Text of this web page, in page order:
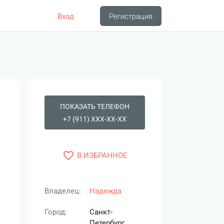
Вход Регистрация
ПОКАЗАТЬ ТЕЛЕФОН
+7 (911) XXX-XX-XX
favorite_border В ИЗБРАННОЕ
Владелец: Надежда
Город:
Санкт-